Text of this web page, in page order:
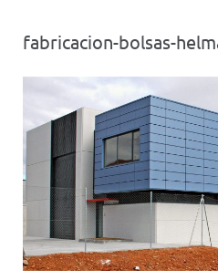
fabricacion-bolsas-